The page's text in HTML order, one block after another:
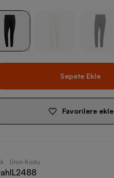
Sepete Ekle
Favorilere ekle
Ürün Kodu
IL2488